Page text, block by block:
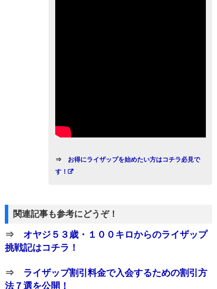
⇒
お得にライザップを始めたい方はコチラ必見で
す！
関連記事も参考にどうぞ！
⇒ オヤジ５３歳・１００キロからのライザップ
挑戦記はコチラ！
⇒ ライザップ割引料金で入会するための割引方
法７選を公開！